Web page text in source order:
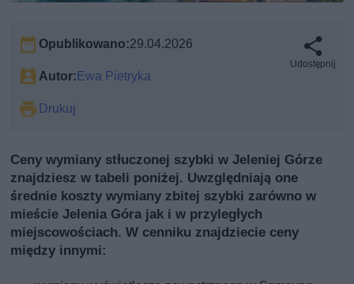
Opublikowano:29.04.2026
Autor: Ewa Pietryka
Drukuj
Udostępnij
Ceny wymiany stłuczonej szybki w Jeleniej Górze
znajdziesz w tabeli poniżej. Uwzględniają one
średnie koszty wymiany zbitej szybki zarówno w
mieście Jelenia Góra jak i w przyległych
miejscowościach. W cenniku znajdziecie ceny
między innymi: